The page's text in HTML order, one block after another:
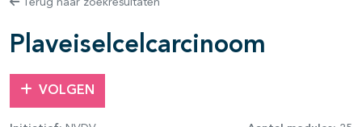
Terug naar zoekresultaten
Plaveiselcelcarcinoom
VOLGEN